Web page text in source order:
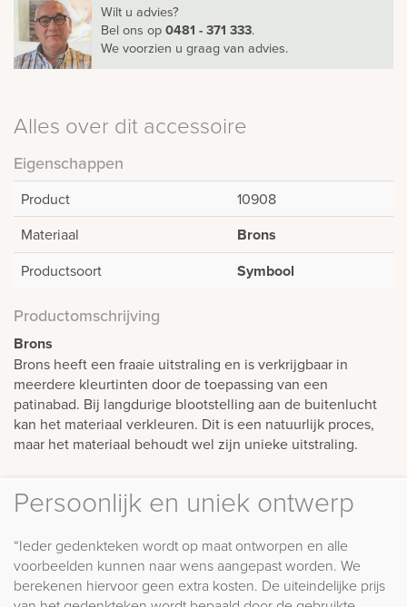
Wilt u advies?
Bel ons op0481 - 371 333.
We voorzien u graag van advies.
Alles over dit accessoire
Eigenschappen
Product
10908
Materiaal
Brons
Productsoort Symbool
Productomschrijving
Brons
Brons heeft een fraaie uitstraling en is verkrijgbaar in
meerdere kleurtinten door de toepassing van een
patinabad. Bij langdurige blootstelling aan de buitenlucht
kan het materiaal verkleuren. Dit is een natuurlijk proces,
maar het materiaal behoudt wel zijn unieke uitstraling.
Persoonlijk en uniek ontwerp
“Ieder gedenkteken wordt op maat ontworpen en alle
voorbeelden kunnen naar wens aangepast worden. We
berekenen hiervoor geen extra kosten. De uiteindelijke prijs